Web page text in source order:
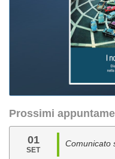
Prossimi
01
SET
Comunicato